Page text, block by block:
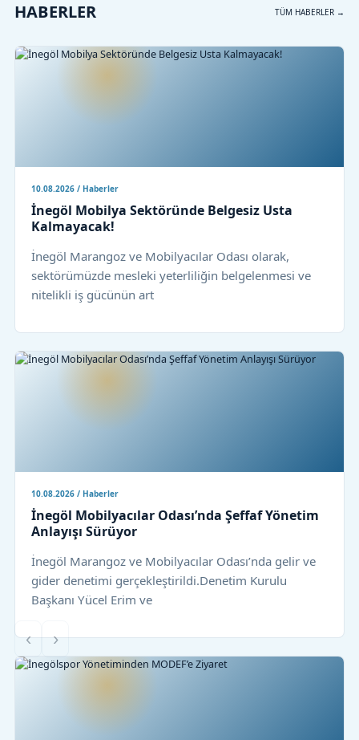
HABERLER TÜM HABERLER →
10.08.2026 / Haberler
İnegöl Mobilya Sektöründe Belgesiz Usta
Kalmayacak!
İnegöl Marangoz ve Mobilyacılar Odası olarak,
sektörümüzde mesleki yeterliliğin belgelenmesi ve
nitelikli iş gücünün art
10.08.2026 / Haberler
İnegöl Mobilyacılar Odası’nda Şeffaf Yönetim
Anlayışı Sürüyor
İnegöl Marangoz ve Mobilyacılar Odası’nda gelir ve
gider denetimi gerçekleştirildi.Denetim Kurulu
Başkanı Yücel Erim ve
‹ ›